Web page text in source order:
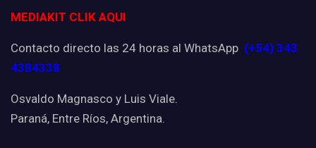
MEDIAKIT CLIK AQUI
Contacto directo las 24 horas al WhatsApp (+54) 343
4384338
Osvaldo Magnasco y Luis Viale.
Paraná, Entre Ríos, Argentina.